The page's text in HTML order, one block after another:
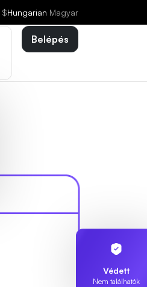
$Hungarian Magyar
Belépés
Védett
Nem találhatók